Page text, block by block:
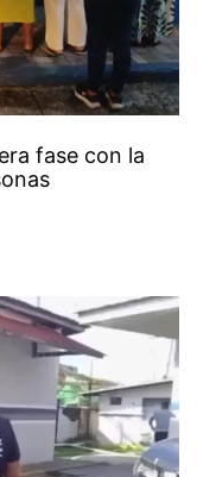
fase con la